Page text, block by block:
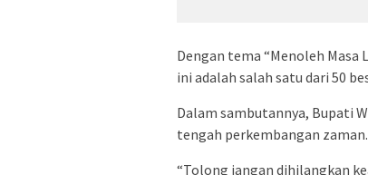
Dengan tema “Menoleh Masa
ini adalah salah satu dari 50
Dalam sambutannya, Bupati
tengah perkembangan zaman.
“Tolong jangan dihilangkan